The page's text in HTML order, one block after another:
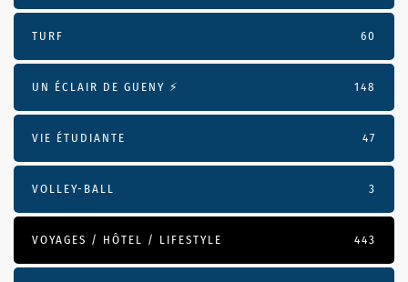
TURF 60
UN ÉCLAIR DE GUENY ⚡️ 148
VIE ÉTUDIANTE 47
VOLLEY-BALL 3
VOYAGES / HÔTEL / LIFESTYLE 443